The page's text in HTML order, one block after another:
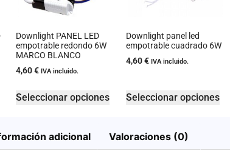
Downlight PANEL LED
empotrable redondo 6W
MARCO BLANCO
4,60€ IVA incluido.
Seleccionar opciones
Downlight panel led
empotrable cuadrado 6W
4,60€ IVA incluido.
Seleccionar opciones
adicional Valoraciones (0)